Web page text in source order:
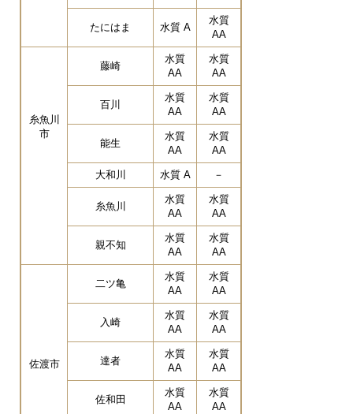
たにはま 水質 A
水質
AA
糸魚川
市
藤崎
水質
AA
水質
AA
百川
水質
AA
水質
AA
能生
水質
AA
水質
AA
大和川 水質 A －
糸魚川
水質
AA
水質
AA
親不知
水質
AA
水質
AA
佐渡市
二ツ亀
水質
AA
水質
AA
入崎
水質
AA
水質
AA
達者
水質
AA
水質
AA
佐和田
水質
AA
水質
AA